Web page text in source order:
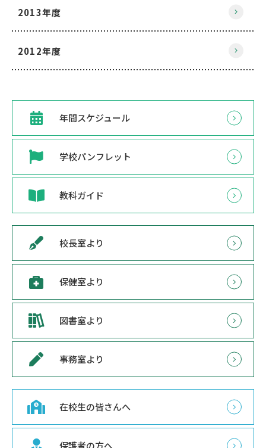
2013年度
2012年度
年間スケジュール
学校パンフレット
教科ガイド
校長室より
保健室より
図書室より
事務室より
在校生の皆さんへ